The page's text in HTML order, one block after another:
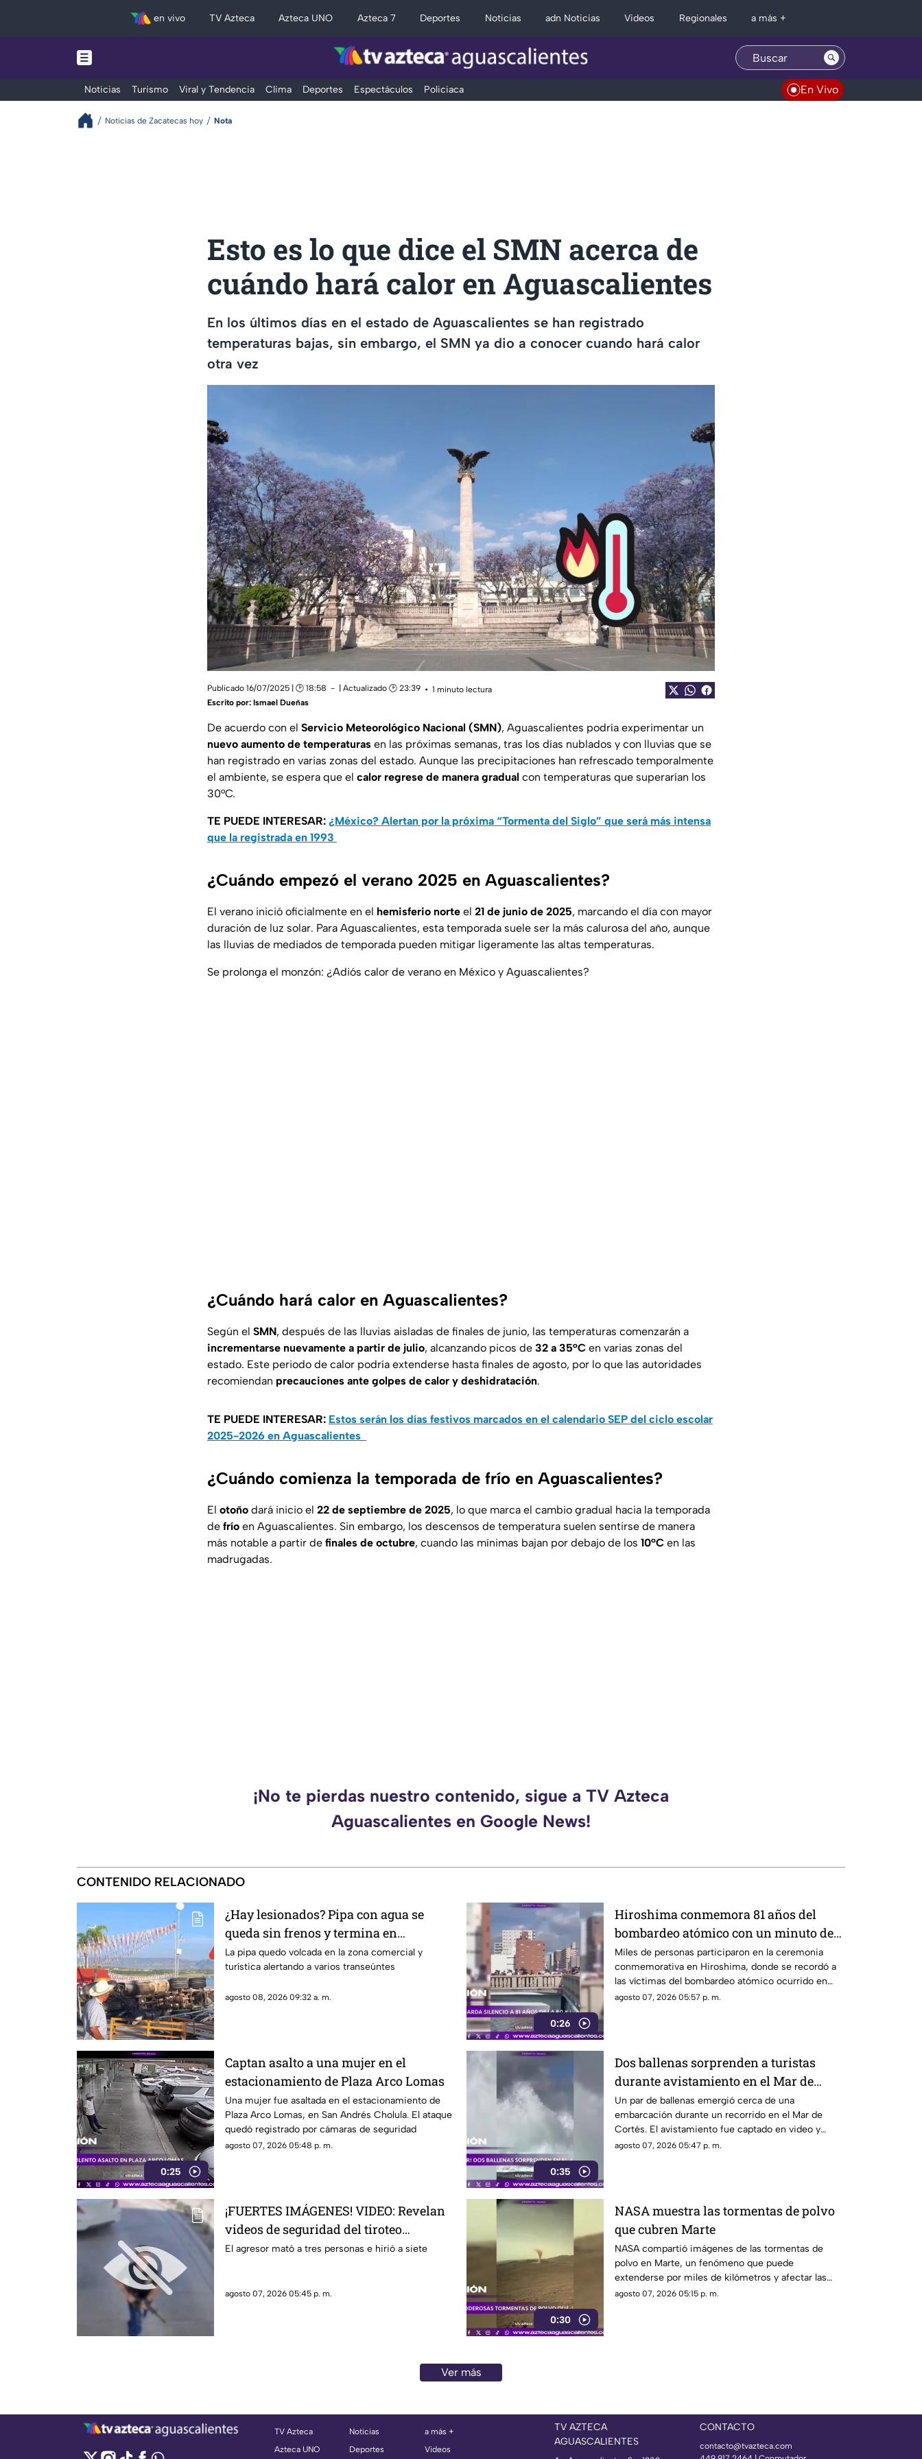
en vivo TV Azteca Azteca UNO Azteca 7 Deportes Noticias adn Noticias Videos Regionales a más +
Noticias Turismo Viral y Tendencia Clima Deportes Espectáculos Policiaca En Vivo
Noticias de Zacatecas hoy Nota
Esto es lo que dice el SMN acerca de
cuándo hará calor en Aguascalientes
En los últimos días en el estado de Aguascalientes se han registrado
temperaturas bajas, sin embargo, el SMN ya dio a conocer cuando hará calor
otra vez
Publicado 16/07/2025 | 🕑 18:58 | Actualizado 🕑 23:39
1 minuto lectura
Escrito por: Ismael Dueñas
De acuerdo con el Servicio Meteorológico Nacional (SMN), Aguascalientes podría experimentar un
nuevo aumento de temperaturas en las próximas semanas, tras los días nublados y con lluvias que se
han registrado en varias zonas del estado. Aunque las precipitaciones han refrescado temporalmente
el ambiente, se espera que el calor regrese de manera gradual con temperaturas que superarían los
30°C.
TE PUEDE INTERESAR: ¿México? Alertan por la próxima “Tormenta del Siglo” que será más intensa
que la registrada en 1993
¿Cuándo empezó el verano 2025 en Aguascalientes?
El verano inició oficialmente en el hemisferio norte el 21 de junio de 2025, marcando el día con mayor
duración de luz solar. Para Aguascalientes, esta temporada suele ser la más calurosa del año, aunque
las lluvias de mediados de temporada pueden mitigar ligeramente las altas temperaturas.
Se prolonga el monzón: ¿Adiós calor de verano en México y Aguascalientes?
¿Cuándo hará calor en Aguascalientes?
Según el SMN, después de las lluvias aisladas de finales de junio, las temperaturas comenzarán a
incrementarse nuevamente a partir de julio, alcanzando picos de 32 a 35°C en varias zonas del
estado. Este periodo de calor podría extenderse hasta finales de agosto, por lo que las autoridades
recomiendan precauciones ante golpes de calor y deshidratación.
TE PUEDE INTERESAR: Estos serán los días festivos marcados en el calendario SEP del ciclo escolar
2025-2026 en Aguascalientes
¿Cuándo comienza la temporada de frío en Aguascalientes?
El otoño dará inicio el 22 de septiembre de 2025, lo que marca el cambio gradual hacia la temporada
de frío en Aguascalientes. Sin embargo, los descensos de temperatura suelen sentirse de manera
más notable a partir de finales de octubre, cuando las mínimas bajan por debajo de los 10°C en las
madrugadas.
¡No te pierdas nuestro contenido, sigue a TV Azteca
Aguascalientes en Google News!
CONTENIDO RELACIONADO
¿Hay lesionados? Pipa con agua se
queda sin frenos y termina en
volcadura en San José de Gracia
La pipa quedo volcada en la zona comercial y
turística alertando a varios transeúntes
agosto 08, 2026 09:32 a. m.
0:26
Hiroshima conmemora 81 años del
bombardeo atómico con un minuto de
silencio
Miles de personas participaron en la ceremonia
conmemorativa en Hiroshima, donde se recordó a
las víctimas del bombardeo atómico ocurrido en
1945
agosto 07, 2026 05:57 p. m.
0:25
Captan asalto a una mujer en el
estacionamiento de Plaza Arco Lomas
Una mujer fue asaltada en el estacionamiento de
Plaza Arco Lomas, en San Andrés Cholula. El ataque
quedó registrado por cámaras de seguridad
agosto 07, 2026 05:48 p. m.
0:35
Dos ballenas sorprenden a turistas
durante avistamiento en el Mar de
Cortés
Un par de ballenas emergió cerca de una
embarcación durante un recorrido en el Mar de
Cortés. El avistamiento fue captado en video y
sorprendió a los visitantes.
agosto 07, 2026 05:47 p. m.
¡FUERTES IMÁGENES! VIDEO: Revelan
videos de seguridad del tiroteo
realizado en famosa cadena de
El agresor mató a tres personas e hirió a siete
agosto 07, 2026 05:45 p. m.
0:30
NASA muestra las tormentas de polvo
que cubren Marte
NASA compartió imágenes de las tormentas de
polvo en Marte, un fenómeno que puede
extenderse por miles de kilómetros y afectar las
misiones de exploración
agosto 07, 2026 05:15 p. m.
Ver más
TV Azteca
Azteca UNO
Noticias
Deportes
a más +
Videos
TV AZTECA
AGUASCALIENTES
CONTACTO
contacto@tvazteca.com